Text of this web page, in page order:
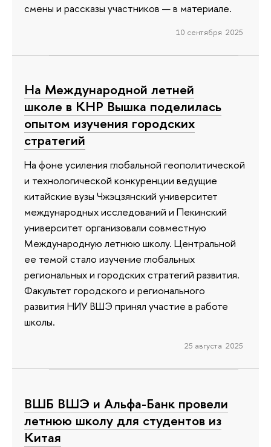
смены и рассказы участников — в материале.
10 сентября 2025
На Международной летней
школе в КНР Вышка поделилась
опытом изучения городских
стратегий
На фоне усиления глобальной геополитической
и технологической конкуренции ведущие
китайские вузы Чжэцзянский университет
международных исследований и Пекинский
университет организовали совместную
Международную летнюю школу. Центральной
ее темой стало изучение глобальных
региональных и городских стратегий развития.
Факультет городского и регионального
развития НИУ ВШЭ принял участие в работе
школы.
25 августа 2025
ВШБ ВШЭ и Альфа-Банк провели
летнюю школу для студентов из
Китая